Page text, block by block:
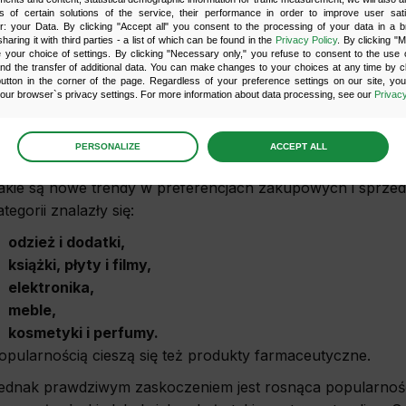
of certain solutions of the service, their performance in order to improve user
your Data. By clicking "Accept all" you consent to the processing of your data in a
it with third parties - a list of which can be found in the Privacy Policy. By clicking
your choice of settings. By clicking "Necessary only," you refuse to consent to the use
the transfer of additional data. You can make changes to your choices at any time by
in the corner of the page. Regardless of your preference settings on our site,
browser`s privacy settings. For more information about data processing, see our
preferences
scripts and data stored on the end device contribute to the security and usability of the website
to basic functions such as site navigation and access to specific areas of the website. The
displayed without this group.
used to personalize your use of our website and to remember choices you make while using
we may use functional cookies to remember your language preferences or to remember
PERSONALIZE ACCEPT ALL
a Temu, mimo krótkiej obecności na
roczne wydatki na Temu (536 zł) niemal
do nowych graczy na rynku. Te dane pokazują,
źródła zakupów, łącząc lokalne
Popularne produkty do sprzedaży online
są nowe trendy w preferencjach zakupowych i
znalazły się:
odzież i dodatki,
książki, płyty i filmy,
elektronika,
meble,
kosmetyki i perfumy.
cieszą się też produkty farmaceutyczne.
prawdziwym zaskoczeniem jest rosnąca